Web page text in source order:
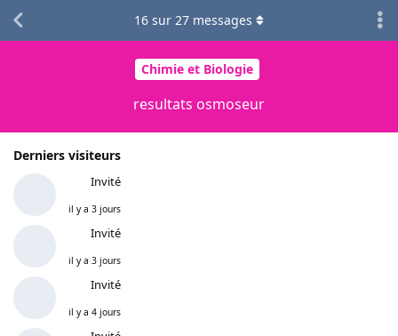
Chimie et Biologie
resultats osmoseur
Derniers visiteurs
Invité
il y a 3 jours
Invité
il y a 3 jours
Invité
il y a 4 jours
16 sur 27 messages